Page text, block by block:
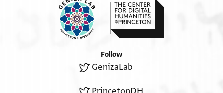
Follow
GenizaLab
PrincetonDH